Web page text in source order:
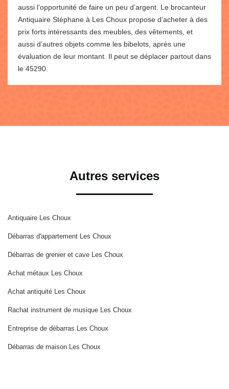
aussi l’opportunité de faire un peu d’argent. Le brocanteur
Antiquaire Stéphane à Les Choux propose d’acheter à des
prix forts intéressants des meubles, des vêtements, et
aussi d’autres objets comme les bibelots, après une
évaluation de leur montant. Il peut se déplacer partout dans
le 45290.
Autres services
Antiquaire Les Choux
Débarras d'appartement Les Choux
Débarras de grenier et cave Les Choux
Achat métaux Les Choux
Achat antiquité Les Choux
Rachat instrument de musique Les Choux
Entreprise de débarras Les Choux
Débarras de maison Les Choux